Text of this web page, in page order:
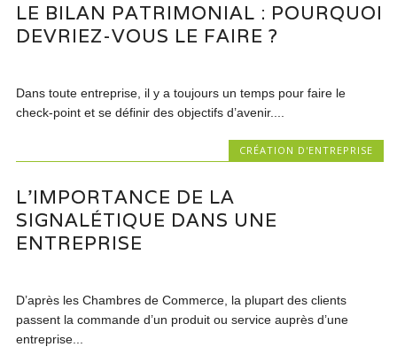
LE BILAN PATRIMONIAL : POURQUOI
DEVRIEZ-VOUS LE FAIRE ?
Dans toute entreprise, il y a toujours un temps pour faire le
check-point et se définir des objectifs d’avenir....
CRÉATION D'ENTREPRISE
L’IMPORTANCE DE LA
SIGNALÉTIQUE DANS UNE
ENTREPRISE
D’après les Chambres de Commerce, la plupart des clients
passent la commande d’un produit ou service auprès d’une
entreprise...